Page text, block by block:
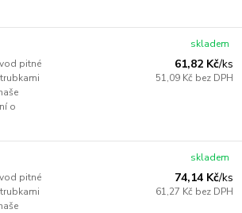
pitné
o
61,82 Kč/ks
51,09 Kč bez DPH
skladem
pitné
74,14 Kč/ks
61,27 Kč bez DPH
skladem